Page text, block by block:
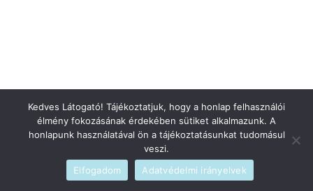
Szerzői jogi © 2026blog | Fejlesztetteadmin | SzolgáltatóWordPress
Kedves Látogató! Tájékoztatjuk, hogy a honlap felhasználói
élmény fokozásának érdekében sütiket alkalmazunk. A
honlapunk használatával ön a tájékoztatásunkat tudomásul
veszi.
Elfogadom
Adatvédelmi irányelvek